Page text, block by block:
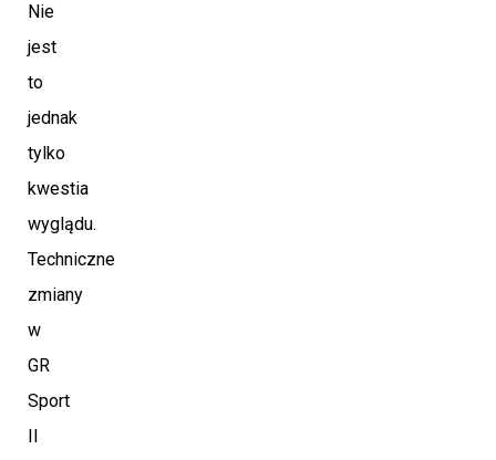
Nie
jest
to
jednak
tylko
kwestia
wyglądu.
Techniczne
zmiany
w
GR
Sport